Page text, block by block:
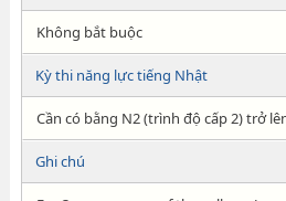
Không bắt buộc
Kỳ thi năng lực tiếng Nhật
Cần có bằng N2 (trình độ cấp 2) trở
Ghi chú